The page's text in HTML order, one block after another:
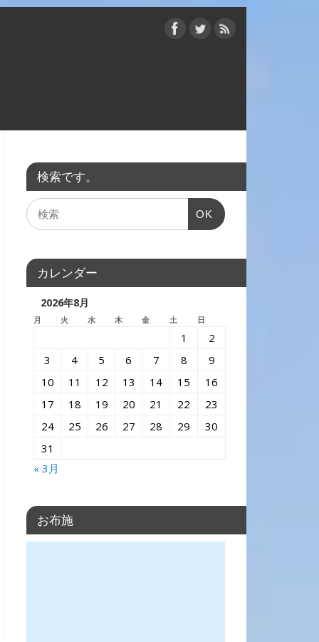
検索です。
OK
カレンダー
2026年8月
月 火 水 木 金 土 日
1
2
3
4 5 6 7 8
9
10
11 12 13 14 15
16
17
18 19 20 21 22
23
24
25 26 27 28 29
30
31
« 3月
お布施